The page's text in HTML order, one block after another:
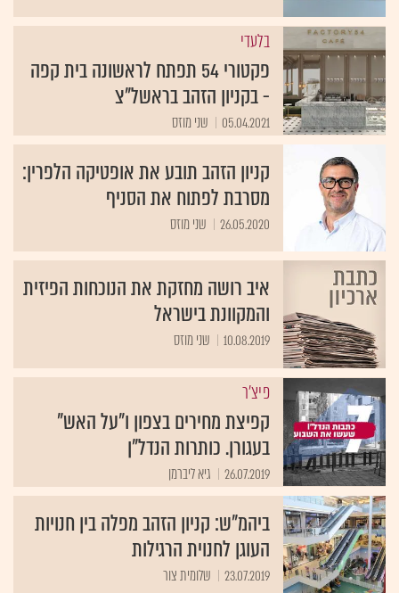
בלעדי
פקטורי 54 תפתח לראשונה בית קפה
- בקניון הזהב בראשל"צ
05.04.2021 שני מוזס
קניון הזהב תובע את אופטיקה הלפרין:
מסרבת לפתוח את הסניף
26.05.2020 שני מוזס
איב רושה מחזקת את הנוכחות הפיזית
והמקוונת בישראל
10.08.2019 שני מוזס
פיצ'ר
קפיצת מחירים בצפון ו"על האש"
בעגורן. כותרות הנדל"ן
26.07.2019 גיא ליברמן
ביהמ"ש: קניון הזהב מפלה בין חנויות
העוגן לחנוית הרגילות
23.07.2019 שלומית צור